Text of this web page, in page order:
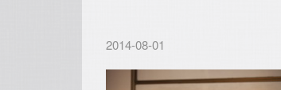
2014-08-01